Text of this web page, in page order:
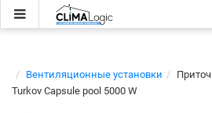
Вентиляционные установки
Turkov Capsule pool 5000 W